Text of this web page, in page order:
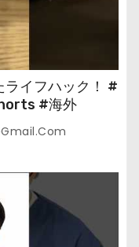
ライフハック！ #
#海外